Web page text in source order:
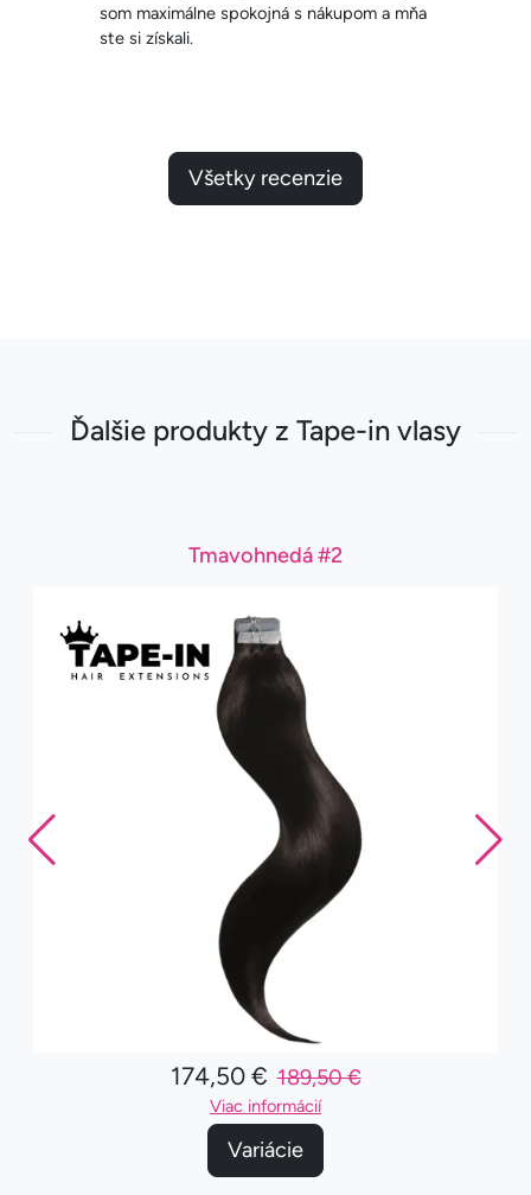
som maximálne spokojná s nákupom a mňa
ste si získali.
Všetky recenzie
Ďalšie produkty z Tape-in vlasy
Tmavohnedá #2
174,50 € 189,50 €
Viac informácií
Variácie